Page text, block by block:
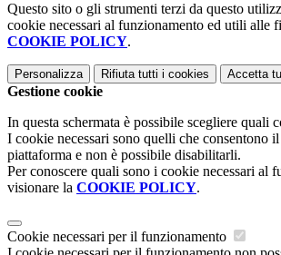
Questo sito o gli strumenti terzi da questo
cookie necessari al funzionamento ed utili alle
COOKIE POLICY.
Personalizza Rifiuta tutti i cookies Accetta
Gestione cookie
In questa schermata è possibile scegliere quali
I cookie necessari sono quelli che consentono
piattaforma e non è possibile disabilitarli.
Per conoscere quali sono i cookie necessari al
visionare la COOKIE POLICY.
Cookie necessari per il funzionamento